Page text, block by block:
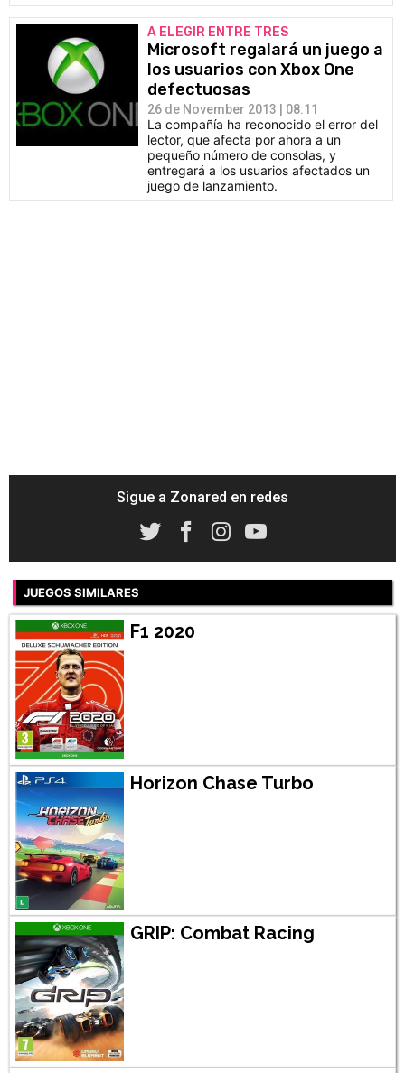
A ELEGIR ENTRE TRES
Microsoft regalará un juego a
los usuarios con Xbox One
defectuosas
26 de November 2013 | 08:11
La compañía ha reconocido el error del
lector, que afecta por ahora a un
pequeño número de consolas, y
entregará a los usuarios afectados un
juego de lanzamiento.
Sigue a Zonared en redes
JUEGOS SIMILARES
F1 2020
Horizon Chase Turbo
GRIP: Combat Racing